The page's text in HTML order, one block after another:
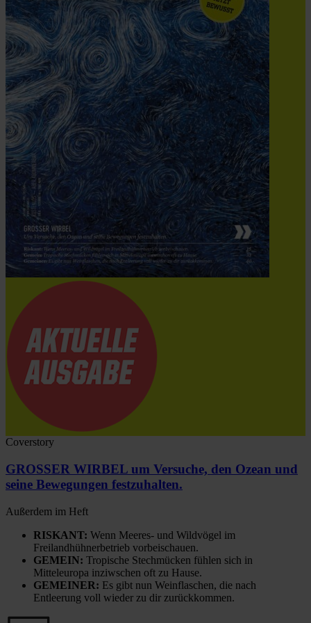
Coverstory
GROSSER WIRBEL um Versuche, den Ozean und
seine Bewegungen festzuhalten.
Außerdem im Heft
RISKANT: Wenn Meeres- und Wildvögel im
Freilandhühnerbetrieb vorbeischauen.
GEMEIN: Tropische Stechmücken fühlen sich in
Mitteleuropa inziwschen oft zu Hause.
GEMEINER: Es gibt nun Weinflaschen, die nach
Entleerung voll wieder zu dir zurückkommen.